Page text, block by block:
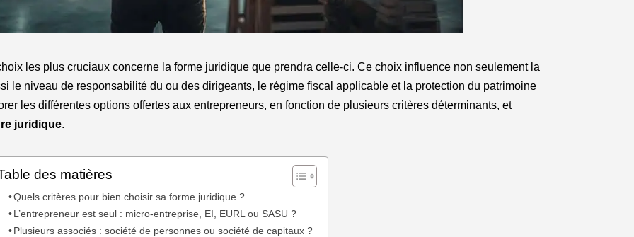
les plus cruciaux concerne la forme juridique que prendra celle-ci. Ce choix influence non seulement la
le niveau de responsabilité du ou des dirigeants, le régime fiscal applicable et la protection du patrimoine
les différentes options offertes aux entrepreneurs, en fonction de plusieurs critères déterminants, et
juridique.
des matières
Quels critères pour bien choisir sa forme juridique ?
L’entrepreneur est seul : micro-entreprise, EI, EURL ou SASU ?
Plusieurs associés : société de personnes ou société de capitaux ?